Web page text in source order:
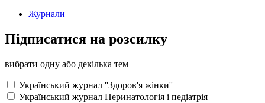
Журнали
Підписатися на розсилку
вибрати одну або декілька тем
Український журнал ''Здоров'я жінки''
Український журнал Перинатологія і педіатрія